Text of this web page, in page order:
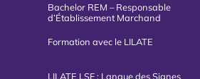
Bachelor REM – Responsable
d’Établissement Marchand
Formation avec le LILATE
LILATE LSF : Langue des Signes